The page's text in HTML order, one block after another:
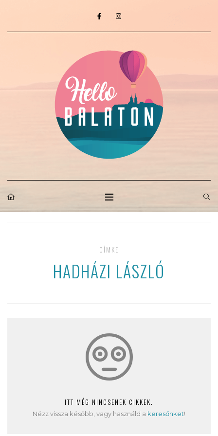
CÍMKE
HADHÁZI LÁSZLÓ
ITT MÉG NINCSENEK CIKKEK.
Nézz vissza később, vagy használd a keresőnket!